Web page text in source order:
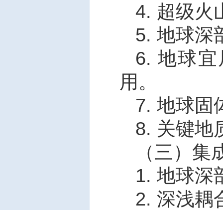
4. 超级火
5. 地球深
6.地球
用。
7. 地球固
8. 关键地
（三）集
1. 地球深
2. 深浅耦